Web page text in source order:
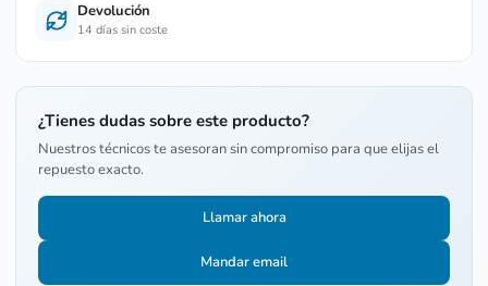
Devolución
14 días sin coste
¿Tienes dudas sobre este producto?
Nuestros técnicos te asesoran sin compromiso para que elijas el
repuesto exacto.
Llamar ahora
Mandar email